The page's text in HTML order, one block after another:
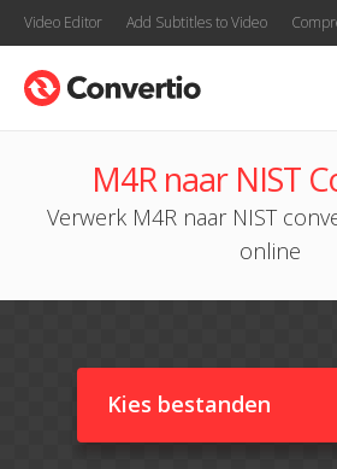
Video Editor Add Subtitles to Video
M4R naar NIST
Verwerk M4R naar NIST
online
Kies bestanden